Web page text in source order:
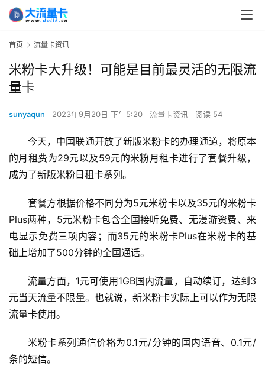
首页 流量卡资讯
米粉卡大升级！可能是目前最灵活的无限流
量卡
sunyaqun 2023年9月20日 下午5:20 流量卡资讯 阅读 54
今天，中国联通开放了新版米粉卡的办理通道，将原本
的月租费为29元以及59元的米粉月租卡进行了套餐升级，
成为了新版米粉日租卡系列。
套餐方根据价格不同分为5元米粉卡以及35元的米粉卡
Plus两种，5元米粉卡包含全国接听免费、无漫游资费、来
电显示免费三项内容；而35元的米粉卡Plus在米粉卡的基
础上增加了500分钟的全国通话。
流量方面，1元可使用1GB国内流量，自动续订，达到3
元当天流量不限量。也就说，新米粉卡实际上可以作为无限
流量卡使用。
米粉卡系列通信价格为0.1元/分钟的国内语音、0.1元/
条的短信。